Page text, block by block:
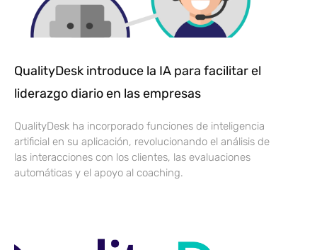
QualityDesk introduce la IA para facilitar el
liderazgo diario en las empresas
QualityDesk ha incorporado funciones de inteligencia
artificial en su aplicación, revolucionando el análisis de
las interacciones con los clientes, las evaluaciones
automáticas y el apoyo al coaching.